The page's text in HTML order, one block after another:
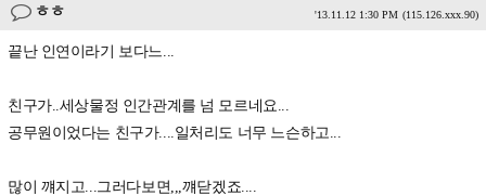
ㅎㅎ '13.11.12 1:30 PM (115.126.xxx.90)
끝난 인연이라기 보다느...
친구가..세상물정 인간관계를 넘 모르네요...
공무원이었다는 친구가....일처리도 너무 느슨하고...
많이 꺠지고...그러다보면,,,꺠닫겠죠....